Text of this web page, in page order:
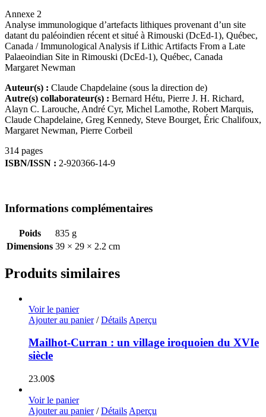
Annexe 2
Analyse immunologique d’artefacts lithiques provenant d’un site
datant du paléoindien récent et situé à Rimouski (DcEd-1), Québec,
Canada / Immunological Analysis if Lithic Artifacts From a Late
Palaeoindian Site in Rimouski (DcEd-1), Québec, Canada
Margaret Newman
Auteur(s) : Claude Chapdelaine (sous la direction de)
Autre(s) collaborateur(s) : Bernard Hétu, Pierre J. H. Richard,
Alayn C. Larouche, André Cyr, Michel Lamothe, Robert Marquis,
Claude Chapdelaine, Greg Kennedy, Steve Bourget, Éric Chalifoux,
Margaret Newman, Pierre Corbeil
314 pages
ISBN/ISSN : 2-920366-14-9
Informations complémentaires
Poids
835 g
Dimensions 39 × 29 × 2.2 cm
Produits similaires
Voir le panier
Ajouter au panier / Détails Aperçu
Mailhot-Curran : un village iroquoien du XVIe
siècle
23.00$
Voir le panier
Ajouter au panier / Détails Aperçu